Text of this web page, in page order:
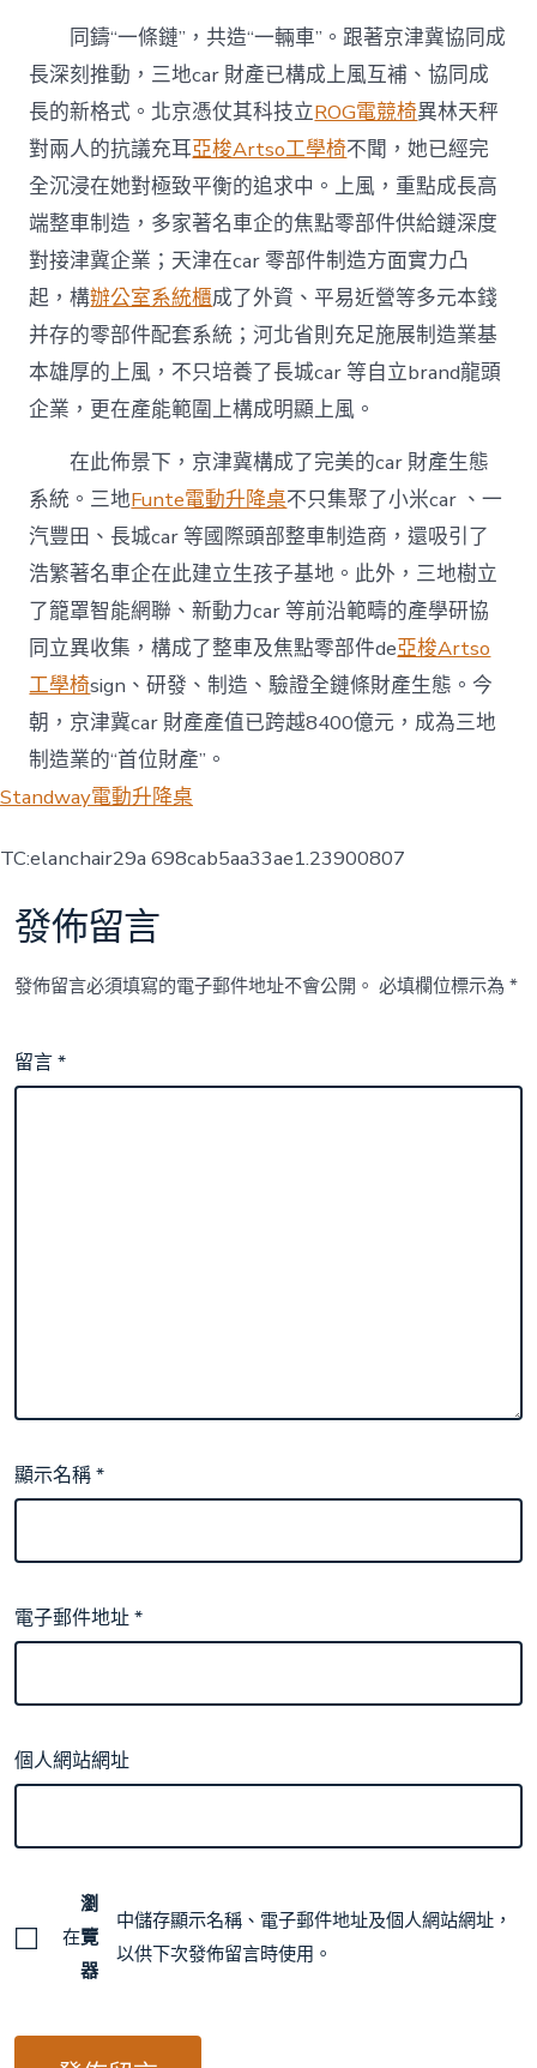
同鑄“一條鏈”，共造“一輛車”。跟著京津冀協同成
長深刻推動，三地car 財產已構成上風互補、協同成
長的新格式。北京憑仗其科技立ROG電競椅異林天秤
對兩人的抗議充耳亞梭Artso工學椅不聞，她已經完
全沉浸在她對極致平衡的追求中。上風，重點成長高
端整車制造，多家著名車企的焦點零部件供給鏈深度
對接津冀企業；天津在car 零部件制造方面實力凸
起，構辦公室系統櫃成了外資、平易近營等多元本錢
并存的零部件配套系統；河北省則充足施展制造業基
本雄厚的上風，不只培養了長城car 等自立brand龍頭
企業，更在產能範圍上構成明顯上風。
在此佈景下，京津冀構成了完美的car 財產生態
系統。三地Funte電動升降桌不只集聚了小米car 、一
汽豐田、長城car 等國際頭部整車制造商，還吸引了
浩繁著名車企在此建立生孩子基地。此外，三地樹立
了籠罩智能網聯、新動力car 等前沿範疇的產學研協
同立異收集，構成了整車及焦點零部件de亞梭Artso
工學椅sign、研發、制造、驗證全鏈條財產生態。今
朝，京津冀car 財產產值已跨越8400億元，成為三地
制造業的“首位財產”。
Standway電動升降桌
TC:elanchair29a 698cab5aa33ae1.23900807
發佈留言
發佈留言必須填寫的電子郵件地址不會公開。 必填欄位標示為*
留言*
顯示名稱*
電子郵件地址*
個人網站網址
在
瀏
覽
器
中儲存顯示名稱、電子郵件地址及個人網站網址，
以供下次發佈留言時使用。